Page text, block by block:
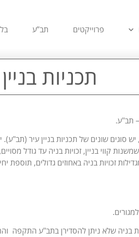
פרוייקטים תב”ע
תכניות
תב"ע.
סוגים שונים של תכניות בניין עיר (תב"ע).
קווי בניין, זכויות בניה עד גודל
זכויות בניה באחוזים גדולים, תוספת
בניה שלא ניתן להסדירן בתב"ע התקפה